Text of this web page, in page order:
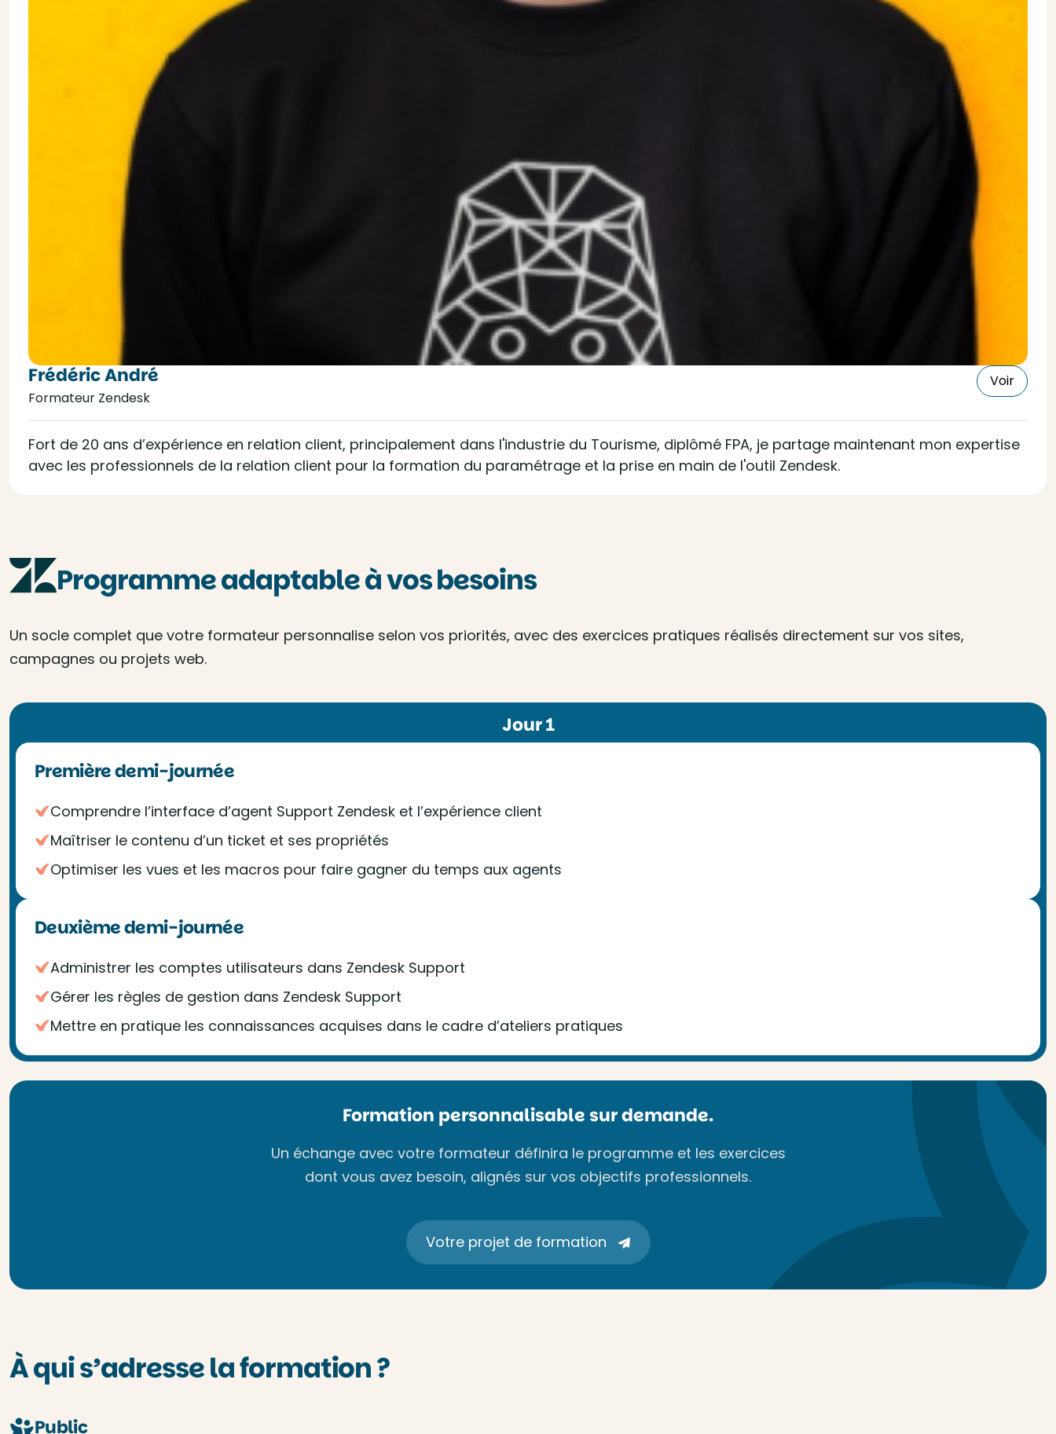
Frédéric André
Formateur Zendesk
Voir
Fort de 20 ans d’expérience en relation client, principalement dans l'industrie du Tourisme, diplômé FPA, je partage maintenant mon expertise
avec les professionnels de la relation client pour la formation du paramétrage et la prise en main de l'outil Zendesk.
Programme adaptable à vos besoins
Un socle complet que votre formateur personnalise selon vos priorités, avec des exercices pratiques réalisés directement sur vos sites,
campagnes ou projets web.
Jour 1
Première demi-journée
Comprendre l’interface d’agent Support Zendesk et l’expérience client
Maîtriser le contenu d’un ticket et ses propriétés
Optimiser les vues et les macros pour faire gagner du temps aux agents
Deuxième demi-journée
Administrer les comptes utilisateurs dans Zendesk Support
Gérer les règles de gestion dans Zendesk Support
Mettre en pratique les connaissances acquises dans le cadre d’ateliers pratiques
Formation personnalisable sur demande.
Un échange avec votre formateur définira le programme et les exercices
dont vous avez besoin, alignés sur vos objectifs professionnels.
Votre projet de formation
À qui s’adresse la formation ?
Public